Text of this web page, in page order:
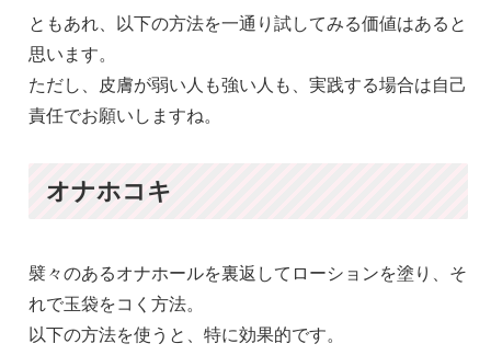
ともあれ、以下の方法を一通り試してみる価値はあると
思います。
ただし、皮膚が弱い人も強い人も、実践する場合は自己
責任でお願いしますね。
オナホコキ
襞々のあるオナホールを裏返してローションを塗り、そ
れで玉袋をコく方法。
以下の方法を使うと、特に効果的です。